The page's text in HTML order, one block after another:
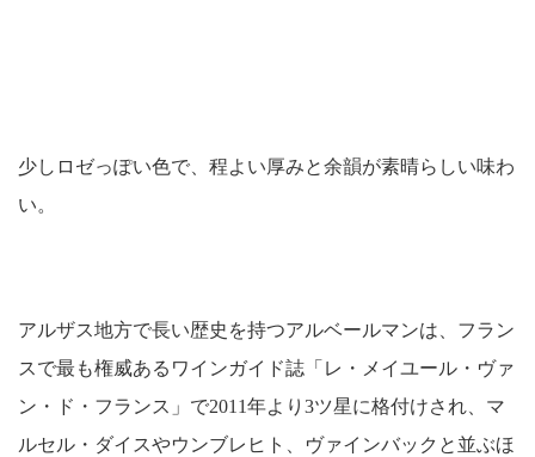
少しロゼっぽい色で、程よい厚みと余韻が素晴らしい味わ
い。
アルザス地方で長い歴史を持つアルベールマンは、フラン
スで最も権威あるワインガイド誌「レ・メイユール・ヴァ
ン・ド・フランス」で2011年より3ツ星に格付けされ、マ
ルセル・ダイスやウンブレヒト、ヴァインバックと並ぶほ